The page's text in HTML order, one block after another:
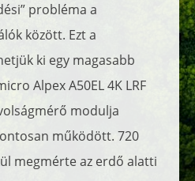
probléma a
között. Ezt a
ki egy magasabb
Alpex A50EL 4K LRF
modulja
működött. 720
megmérte az erdő alatti